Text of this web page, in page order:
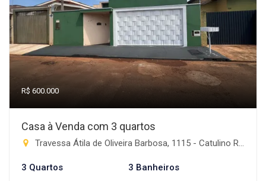
R$ 600.000
Casa à Venda com 3 quartos
Travessa Átila de Oliveira Barbosa, 1115 - Catulino Rodrigues de Lima, Rio Brilhante-MS
3 Quartos 3 Banheiros